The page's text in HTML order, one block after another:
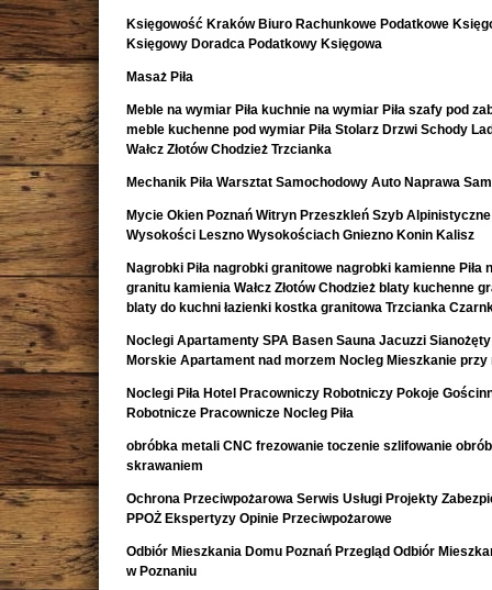
Księgowość Kraków Biuro Rachunkowe Podatkowe
Księgowy Doradca Podatkowy Księgowa
Masaż Piła
Meble na wymiar Piła kuchnie na wymiar Piła szafy pod
meble kuchenne pod wymiar Piła Stolarz Drzwi Schody
Wałcz Złotów Chodzież Trzcianka
Mechanik Piła Warsztat Samochodowy Auto Naprawa
Mycie Okien Poznań Witryn Przeszkleń Szyb
Wysokości Leszno Wysokościach Gniezno Konin Kalisz
Nagrobki Piła nagrobki granitowe nagrobki kamienne Piła
granitu kamienia Wałcz Złotów Chodzież blaty kuchenne
blaty do kuchni łazienki kostka granitowa Trzcianka
Noclegi Apartamenty SPA Basen Sauna Jacuzzi
Morskie Apartament nad morzem Nocleg Mieszkanie przy
Noclegi Piła Hotel Pracowniczy Robotniczy Pokoje
Robotnicze Pracownicze Nocleg Piła
obróbka metali CNC frezowanie toczenie szlifowanie
skrawaniem
Ochrona Przeciwpożarowa Serwis Usługi Projekty
PPOŻ Ekspertyzy Opinie Przeciwpożarowe
Odbiór Mieszkania Domu Poznań Przegląd Odbiór
w Poznaniu